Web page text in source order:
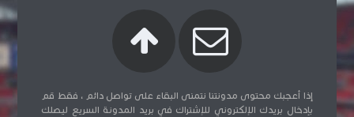
إذا أعجبك محتوى مدونتنا نتمنى البقاء على تواصل دائم ، فقط قم
بإدخال بريدك الإلكتروني للإشتراك في بريد المدونة السريع ليصلك